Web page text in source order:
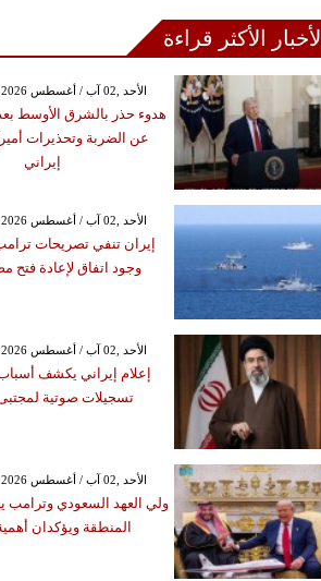
الأخبار الأكثر قراءة
GMT 13:19 2026 الأحد ,02 آب / أغسطس
هدوء حذر بالشرق الأوسط
عن الضربة وتحذيرات
إيراني
GMT 13:55 2026 الأحد ,02 آب / أغسطس
إيران تنفي تصريحات
وجود اتفاق لإعادة فتح
GMT 11:10 2026 الأحد ,02 آب / أغسطس
إعلام إيراني يكشف
تسجيلات صوتية
GMT 09:42 2026 الأحد ,02 آب / أغسطس
ولي العهد السعودي وترامب
المنطقة ويؤكدان